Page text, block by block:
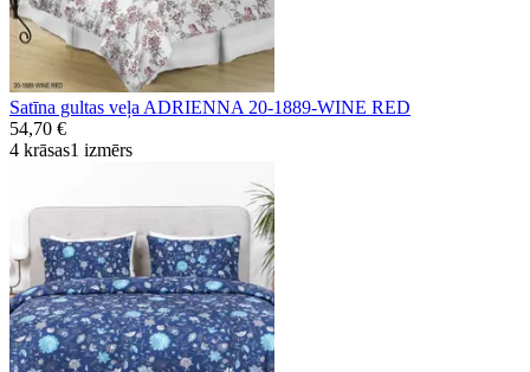
Satīna gultas veļa ADRIENNA 20-1889-WINE RED
54,70 €
4 krāsas1 izmērs